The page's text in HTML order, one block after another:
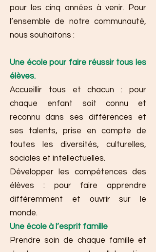
pour les cinq années à venir. Pour
l’ensemble de notre communauté,
nous souhaitons :
Une école pour faire réussir tous les
élèves.
Accueillir tous et chacun : pour
chaque enfant soit connu et
reconnu dans ses différences et
ses talents, prise en compte de
toutes les diversités, culturelles,
sociales et intellectuelles.
Développer les compétences des
élèves : pour faire apprendre
différemment et ouvrir sur le
monde.
Une école à l’esprit famille
Prendre soin de chaque famille et